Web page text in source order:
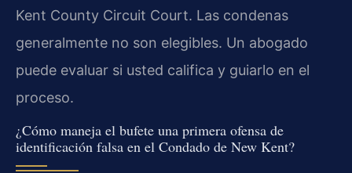
Kent County Circuit Court. Las condenas
generalmente no son elegibles. Un abogado
puede evaluar si usted califica y guiarlo en el
proceso.
¿Cómo maneja el bufete una primera ofensa de
identificación falsa en el Condado de New Kent?